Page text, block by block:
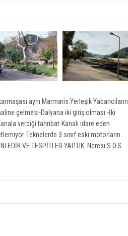
aynı Marmaris.Yerleşik Yabancıların
gelmesi-Dalyana iki giriş olması -İki
verdiği tahribat-Kanalı idare eden
Teknelerde 3.sınıf eski motorların
VE TESPİTLER YAPTIK. Neresi S.O.S